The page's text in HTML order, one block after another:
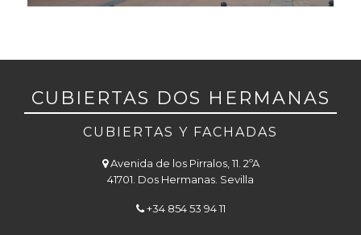
CUBIERTAS DOS HERMANAS
CUBIERTAS Y FACHADAS
Avenida de los Pirralos, 11. 2ºA
41701. Dos Hermanas. Sevilla
+34 854 53 94 11